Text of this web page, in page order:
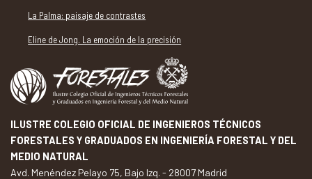
La Palma: paisaje de contrastes
Eline de Jong. La emoción de la precisión
ILUSTRE COLEGIO OFICIAL DE INGENIEROS TÉCNICOS
FORESTALES Y GRADUADOS EN INGENIERÍA FORESTAL Y DEL
MEDIO NATURAL
Avd. Menéndez Pelayo 75, Bajo Izq. - 28007 Madrid